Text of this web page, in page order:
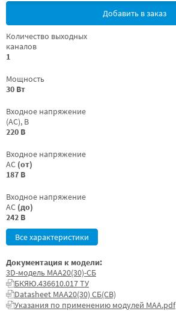
Добавить в заказ
Количество выходных
каналов
1
Мощность
30 Вт
Входное напряжение
(AC), В
220 В
Входное напряжение
AC (от)
187 В
Входное напряжение
AC (до)
242 В
Все характеристики
Документация к модели:
3D-модель МАА20(30)-СБ
БКЯЮ.436610.017 ТУ
Datasheet МАА20(30) СБ(СВ)
Указания по применению модулей МАА.pdf